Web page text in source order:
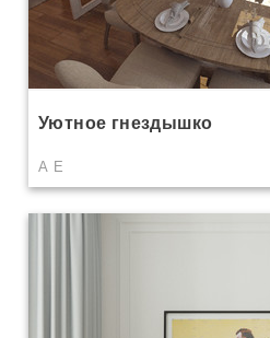
Уютное гнездышко
А Е